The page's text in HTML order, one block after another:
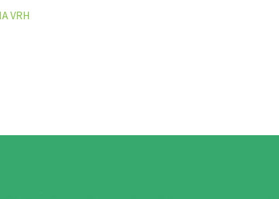
VRH